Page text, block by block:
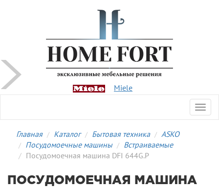
Miele
Главная Каталог Бытовая техника
ASKO
Посудомоечные машины
Встраиваемые
Посудомоечная машина DFI 644G.P
ПОСУДОМОЕЧНАЯ МАШИНА